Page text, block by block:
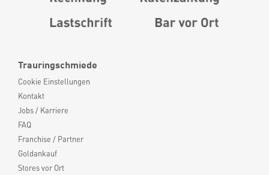
Trauringschmiede
Cookie Einstellungen
Kontakt
Jobs / Karriere
FAQ
Franchise / Partner
Goldankauf
Stores vor Ort